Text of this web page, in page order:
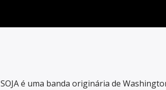
SOJA é uma banda originária de